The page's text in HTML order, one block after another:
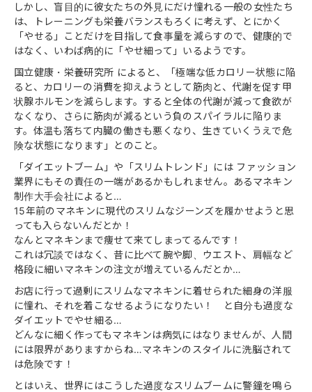
しかし、盲目的に彼女たちの外見にだけ憧れる一般の女性たち
は、トレーニングも栄養バランスもろくに考えず、とにかく
「やせる」ことだけを目指して食事量を減らすので、健康的で
はなく、いわば病的に「やせ細って」いるようです。
国立健康・栄養研究所 によると、「極端な低カロリー状態に陥
ると、カロリーの消費を抑えようとして筋肉と、代謝を促す甲
状腺ホルモンを減らします。すると全体の代謝が減って食欲が
なくなり、さらに筋肉が減るという負のスパイラルに陥りま
す。体温も落ちて内臓の働きも悪くなり、生きていくうえで危
険な状態になります」とのこと。
「ダイエットブーム」や「スリムトレンド」には ファッション
業界にもその責任の一端があるかもしれません。あるマネキン
制作大手会社によると…
15年前のマネキンに現代のスリムなジーンズを履かせようと思
っても入らないんだとか！
なんとマネキンまで痩せて来てしまってるんです！
これは冗談ではなく、昔に比べて腕や脚、ウエスト、肩幅など
格段に細いマネキンの注文が増えているんだとか…
お店に行って過剰にスリムなマネキンに着せられた細身の洋服
に憧れ、それを着こなせるようになりたい！ と自分も過度な
ダイエットでやせ細る…
どんなに細く作ってもマネキンは病気にはなりませんが、人間
には限界がありますからね…マネキンのスタイルに洗脳されて
は危険です！
とはいえ、世界にはこうした過度なスリムブームに警鐘を鳴ら